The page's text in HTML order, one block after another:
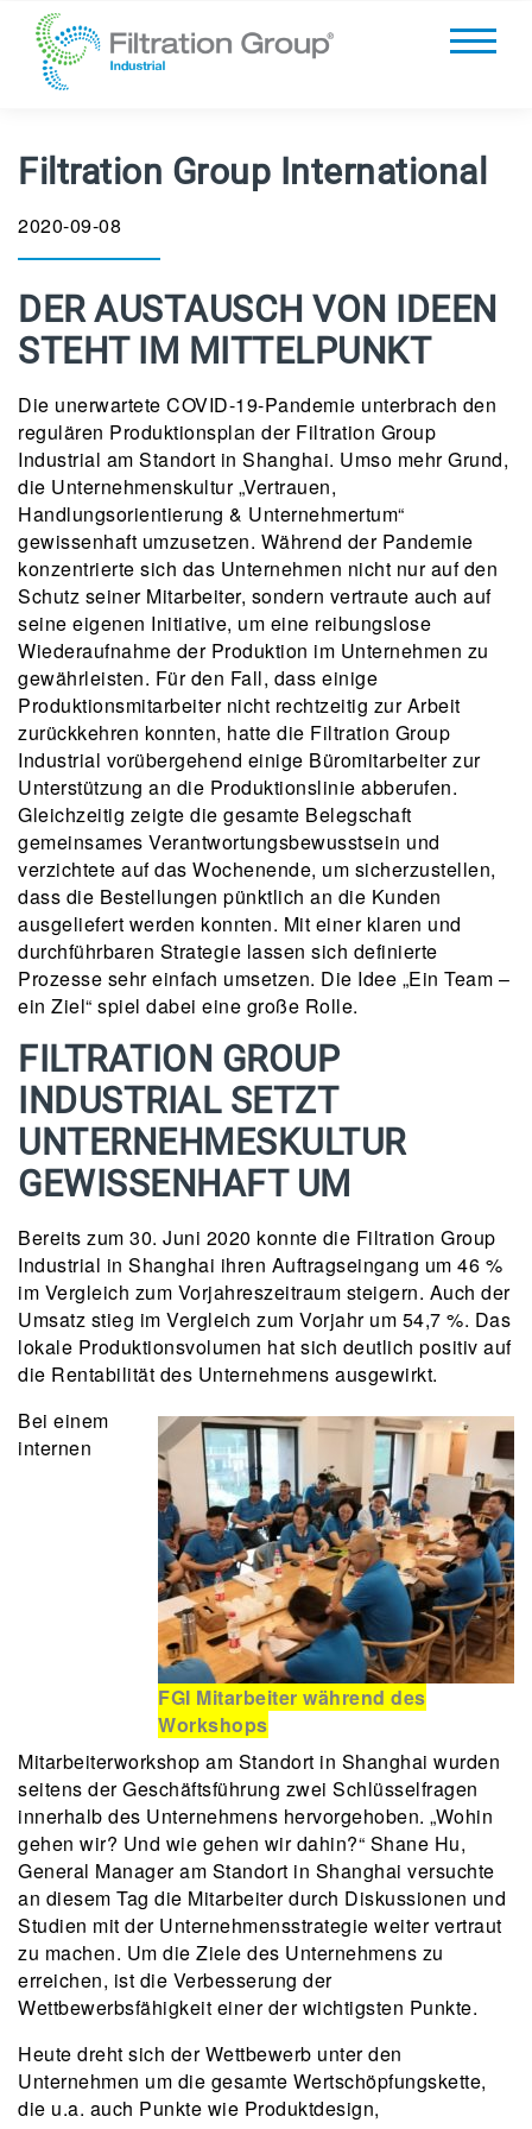
Filtration Group International
2020-09-08
DER AUSTAUSCH VON IDEEN
STEHT IM MITTELPUNKT
Die unerwartete COVID-19-Pandemie unterbrach den
regulären Produktionsplan der Filtration Group
Industrial am Standort in Shanghai. Umso mehr Grund,
die Unternehmenskultur „Vertrauen,
Handlungsorientierung & Unternehmertum“
gewissenhaft umzusetzen. Während der Pandemie
konzentrierte sich das Unternehmen nicht nur auf den
Schutz seiner Mitarbeiter, sondern vertraute auch auf
seine eigenen Initiative, um eine reibungslose
Wiederaufnahme der Produktion im Unternehmen zu
gewährleisten. Für den Fall, dass einige
Produktionsmitarbeiter nicht rechtzeitig zur Arbeit
zurückkehren konnten, hatte die Filtration Group
Industrial vorübergehend einige Büromitarbeiter zur
Unterstützung an die Produktionslinie abberufen.
Gleichzeitig zeigte die gesamte Belegschaft
gemeinsames Verantwortungsbewusstsein und
verzichtete auf das Wochenende, um sicherzustellen,
dass die Bestellungen pünktlich an die Kunden
ausgeliefert werden konnten. Mit einer klaren und
durchführbaren Strategie lassen sich definierte
Prozesse sehr einfach umsetzen. Die Idee „Ein Team –
ein Ziel“ spiel dabei eine große Rolle.
FILTRATION GROUP
INDUSTRIAL SETZT
UNTERNEHMESKULTUR
GEWISSENHAFT UM
Bereits zum 30. Juni 2020 konnte die Filtration Group
Industrial in Shanghai ihren Auftragseingang um 46 %
im Vergleich zum Vorjahreszeitraum steigern. Auch der
Umsatz stieg im Vergleich zum Vorjahr um 54,7 %. Das
lokale Produktionsvolumen hat sich deutlich positiv auf
die Rentabilität des Unternehmens ausgewirkt.
FGI Mitarbeiter während des
Workshops
Bei einem
internen
Mitarbeiterworkshop am Standort in Shanghai wurden
seitens der Geschäftsführung zwei Schlüsselfragen
innerhalb des Unternehmens hervorgehoben. „Wohin
gehen wir? Und wie gehen wir dahin?“ Shane Hu,
General Manager am Standort in Shanghai versuchte
an diesem Tag die Mitarbeiter durch Diskussionen und
Studien mit der Unternehmensstrategie weiter vertraut
zu machen. Um die Ziele des Unternehmens zu
erreichen, ist die Verbesserung der
Wettbewerbsfähigkeit einer der wichtigsten Punkte.
Heute dreht sich der Wettbewerb unter den
Unternehmen um die gesamte Wertschöpfungskette,
die u.a. auch Punkte wie Produktdesign,